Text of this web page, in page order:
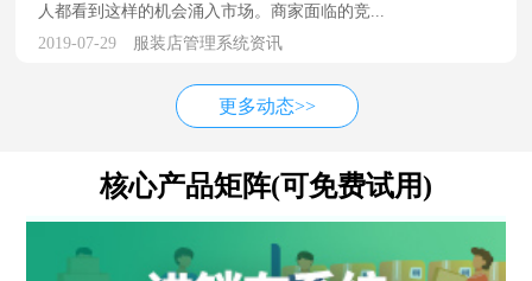
人都看到这样的机会涌入市场。商家面临的竞...
2019-07-29 服装店管理系统资讯
更多动态>>
核心产品矩阵(可免费试用)